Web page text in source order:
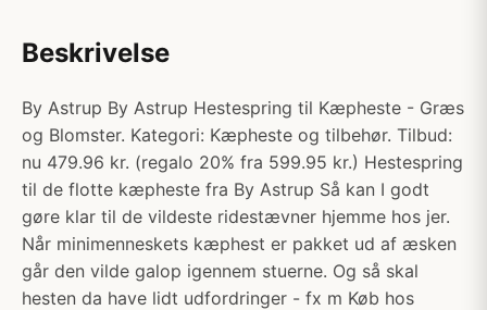
Beskrivelse
By Astrup By Astrup Hestespring til Kæpheste - Græs
og Blomster. Kategori: Kæpheste og tilbehør. Tilbud:
nu 479.96 kr. (regalo 20% fra 599.95 kr.) Hestespring
til de flotte kæpheste fra By Astrup Så kan I godt
gøre klar til de vildeste ridestævner hjemme hos jer.
Når minimenneskets kæphest er pakket ud af æsken
går den vilde galop igennem stuerne. Og så skal
hesten da have lidt udfordringer - fx m Køb hos